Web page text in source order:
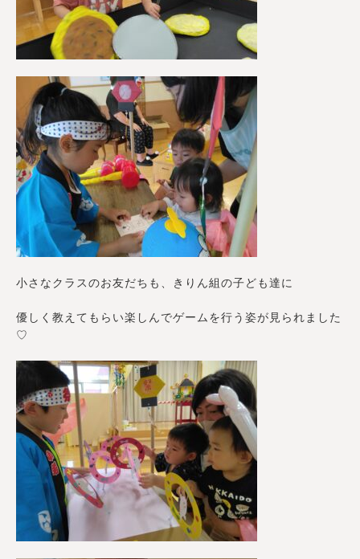
小さなクラスのお友だちも、きりん組の子ども達に
優しく教えてもらい楽しんでゲームを行う姿が見られました
♡